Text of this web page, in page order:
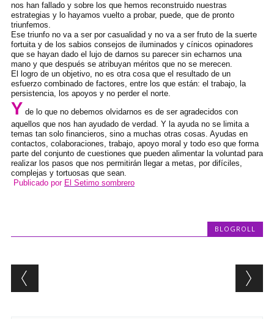
nos han fallado y sobre los que hemos reconstruido nuestras
estrategias y lo hayamos vuelto a probar, puede, que de pronto
triunfemos.
Ese triunfo no va a ser por casualidad y no va a ser fruto de la suerte
fortuita y de los sabios consejos de iluminados y cínicos opinadores
que se hayan dado el lujo de darnos su parecer sin echarnos una
mano y que después se atribuyan méritos que no se merecen.
El logro de un objetivo, no es otra cosa que el resultado de un
esfuerzo combinado de factores, entre los que están: el trabajo, la
persistencia, los apoyos y no perder el norte.
Y de lo que no debemos olvidarnos es de ser agradecidos con
aquellos que nos han ayudado de verdad. Y la ayuda no se limita a
temas tan solo financieros, sino a muchas otras cosas. Ayudas en
contactos, colaboraciones, trabajo, apoyo moral y todo eso que forma
parte del conjunto de cuestiones que pueden alimentar la voluntad para
realizar los pasos que nos permitirán llegar a metas, por difíciles,
complejas y tortuosas que sean.
Publicado por El Setimo sombrero
BLOGROLL
Post navigation